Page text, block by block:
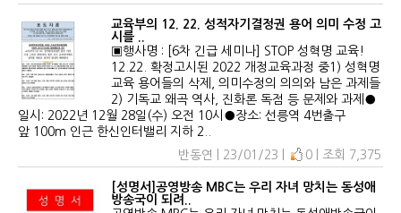
교육부의 12. 22. 성적자기결정권 용어 의미 수정 고
시를 ..
▣행사명 : [6차 긴급 세미나] STOP 성혁명 교육!
12.22. 확정고시된 2022 개정교육과정 중1) 성혁명
교육 용어들의 삭제, 의미수정의 의의와 남은 과제들
2) 기독교 왜곡 역사, 진화론 독점 등 문제와 과제●
일시: 2022년 12월 28일(수) 오전 10시●장소: 선릉역 4번출구
앞 100m 인근 한신인터밸리 지하 2..
반동연 | 23/01/23 |
0 | 조회 7,375
[성명서]공영방송 MBC는 우리 자녀 망치는 동성애
방송국이 되려..